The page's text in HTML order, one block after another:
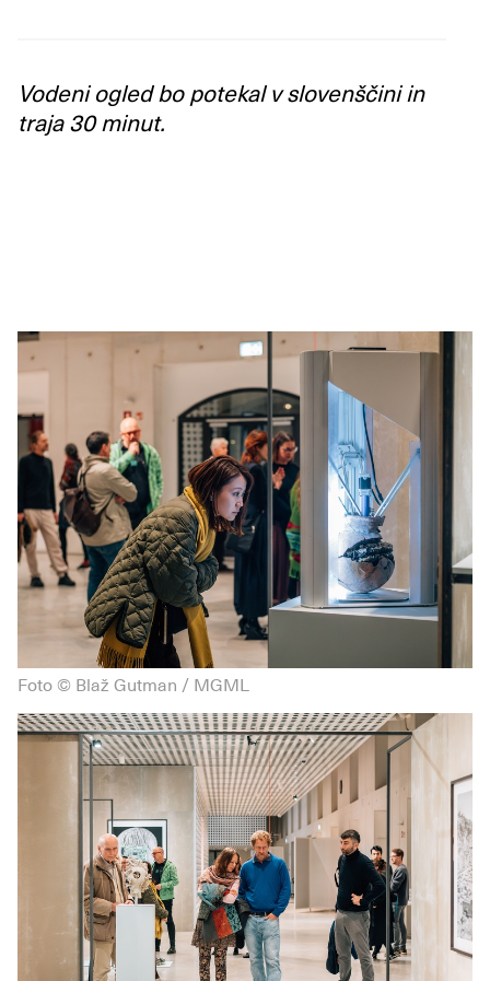
Vodeni ogled bo potekal v slovenščini in
traja 30 minut.
Foto © Blaž Gutman / MGML